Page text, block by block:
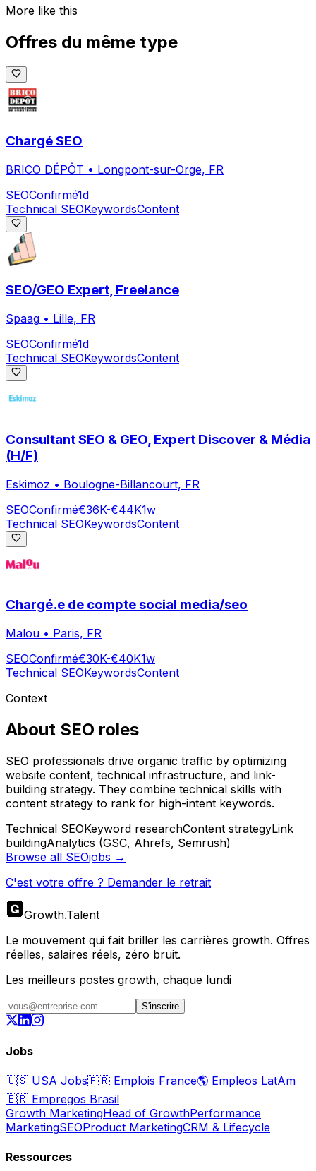
More like this
Offres du même type
Chargé SEO
BRICO DÉPÔT • Longpont-sur-Orge, FR
SEOConfirmé1d
Technical SEOKeywordsContent
SEO/GEO Expert, Freelance
Spaag • Lille, FR
SEOConfirmé1d
Technical SEOKeywordsContent
Consultant SEO & GEO, Expert Discover & Média
(H/F)
Eskimoz • Boulogne-Billancourt, FR
SEOConfirmé€36K-€44K1w
Technical SEOKeywordsContent
Chargé.e de compte social media/seo
Malou • Paris, FR
SEOConfirmé€30K-€40K1w
Technical SEOKeywordsContent
Context
About SEO roles
SEO professionals drive organic traffic by optimizing
website content, technical infrastructure, and link-
building strategy. They combine technical skills with
content strategy to rank for high-intent keywords.
Technical SEOKeyword researchContent strategyLink
buildingAnalytics (GSC, Ahrefs, Semrush)
Browse all SEOjobs →
C'est votre offre ? Demander le retrait
Growth.Talent
Le mouvement qui fait briller les carrières growth. Offres
réelles, salaires réels, zéro bruit.
Les meilleurs postes growth, chaque lundi
S'inscrire
Jobs
🇺🇸 USA Jobs🇫🇷 Emplois France🌎 Empleos LatAm
🇧🇷 Empregos Brasil
Growth MarketingHead of GrowthPerformance
MarketingSEOProduct MarketingCRM & Lifecycle
Ressources